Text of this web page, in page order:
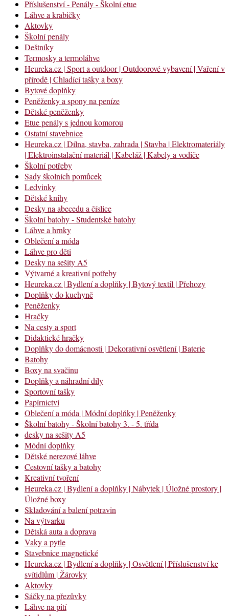
Příslušenství - Penály - Školní etue
Láhve a krabičky
Aktovky
Školní penály
Deštníky
Termosky a termoláhve
Heureka.cz | Sport a outdoor | Outdoorové vybavení | Vaření v
přírodě | Chladící tašky a boxy
Bytové doplňky
Peněženky a spony na peníze
Dětské peněženky
Etue penály s jednou komorou
Ostatní stavebnice
Heureka.cz | Dílna, stavba, zahrada | Stavba | Elektromateriály
| Elektroinstalační materiál | Kabeláž | Kabely a vodiče
Školní potřeby
Sady školních pomůcek
Ledvinky
Dětské knihy
Desky na abecedu a číslice
Školní batohy - Studentské batohy
Láhve a hrnky
Oblečení a móda
Láhve pro děti
Desky na sešity A5
Výtvarné a kreativní potřeby
Heureka.cz | Bydlení a doplňky | Bytový textil | Přehozy
Doplňky do kuchyně
Peněženky
Hračky
Na cesty a sport
Didaktické hračky
Doplňky do domácnosti | Dekorativní osvětlení | Baterie
Batohy
Boxy na svačinu
Doplňky a náhradní díly
Sportovní tašky
Papírnictví
Oblečení a móda | Módní doplňky | Peněženky
Školní batohy - Školní batohy 3. - 5. třída
desky na sešity A5
Módní doplňky
Dětské nerezové láhve
Cestovní tašky a batohy
Kreativní tvoření
Heureka.cz | Bydlení a doplňky | Nábytek | Úložné prostory |
Úložné boxy
Skladování a balení potravin
Na výtvarku
Dětská auta a doprava
Vaky a pytle
Stavebnice magnetické
Heureka.cz | Bydlení a doplňky | Osvětlení | Příslušenství ke
svítidlům | Žárovky
Aktovky
Sáčky na přezůvky
Láhve na pití